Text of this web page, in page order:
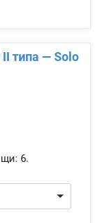
типа — Solo
6.